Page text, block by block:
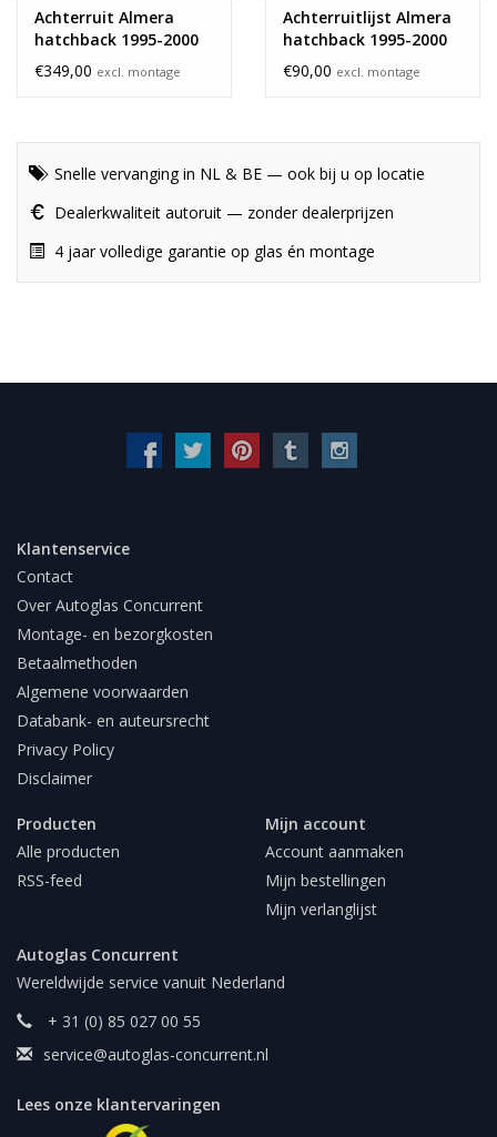
Achterruit Almera
hatchback 1995-2000
€349,00 excl. montage
Achterruitlijst Almera
hatchback 1995-2000
€90,00 excl. montage
Snelle vervanging in NL & BE — ook bij u op locatie
Dealerkwaliteit autoruit — zonder dealerprijzen
4 jaar volledige garantie op glas én montage
Klantenservice
Contact
Over Autoglas Concurrent
Montage- en bezorgkosten
Betaalmethoden
Algemene voorwaarden
Databank- en auteursrecht
Privacy Policy
Disclaimer
Producten
Alle producten
RSS-feed
Mijn account
Account aanmaken
Mijn bestellingen
Mijn verlanglijst
Autoglas Concurrent
Wereldwijde service vanuit Nederland
+ 31 (0) 85 027 00 55
service@autoglas-concurrent.nl
Lees onze klantervaringen